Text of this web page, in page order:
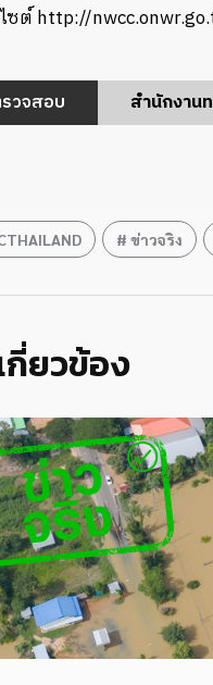
ซต์ http://
วจสอบ สำนักงาน
ข่าวจริง
ยวข้อง